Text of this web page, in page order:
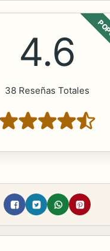
4.6
38 Reseñas Totales